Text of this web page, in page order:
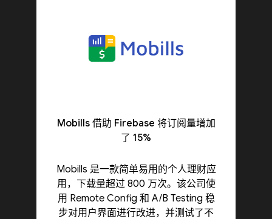
Mobills 借助 Firebase 将订阅量增加
了 15%
Mobills 是一款简单易用的个人理财应
用，下载量超过 800 万次。该公司使
用 Remote Config 和 A/B Testing 稳
步对用户界面进行改进，并测试了不